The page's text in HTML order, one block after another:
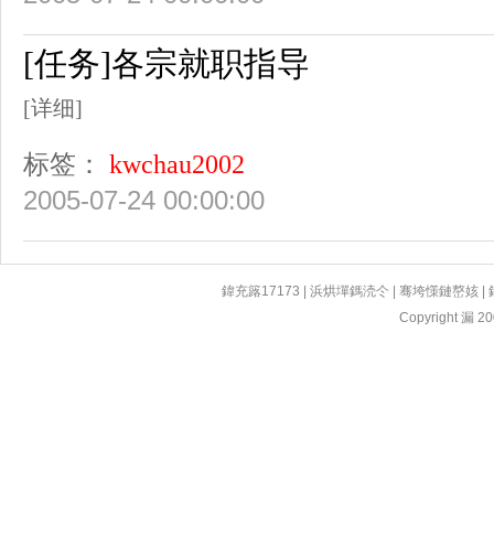
[任务]各宗就职指导
[详细]
标签：
kwchau2002
2005-07-24 00:00:00
鍏充簬17173 |浜烘墠鎷涜仒 |骞垮憡鏈嶅姟 |
Copyright 漏